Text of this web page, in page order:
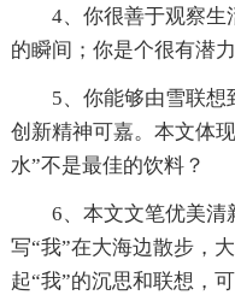
4、你很善于观察生
的瞬间；你是个很有潜力
5、你能够由雪联想
创新精神可嘉。本文体
水”不是最佳的饮料？
6、本文文笔优美清
写“我”在大海边散步，
起“我”的沉思和联想，